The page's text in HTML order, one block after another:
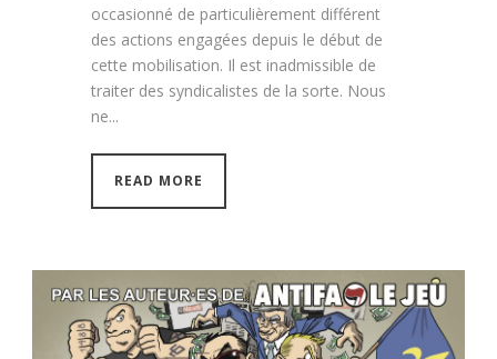
occasionné de particulièrement différent
des actions engagées depuis le début de
cette mobilisation. Il est inadmissible de
traiter des syndicalistes de la sorte. Nous
ne...
READ MORE